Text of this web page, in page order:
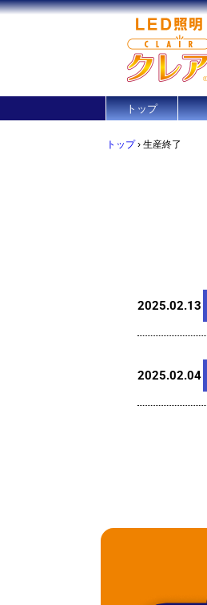
トップ
トップ › 生産終了
2025.02.13
2025.02.04